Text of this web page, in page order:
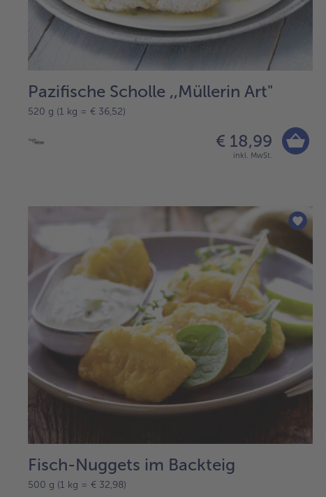
Pazifische Scholle ,,Müllerin Art"
520 g (1 kg = € 36,52)
€ 18,99
inkl. MwSt.
Fisch-Nuggets im Backteig
500 g (1 kg = € 32,98)